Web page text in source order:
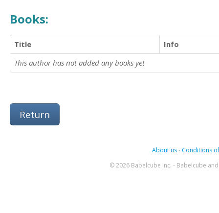
Books:
Title
Info
This author has not added any books yet
Return
About us- Conditions
© 2026 Babelcube Inc. - Babelcube